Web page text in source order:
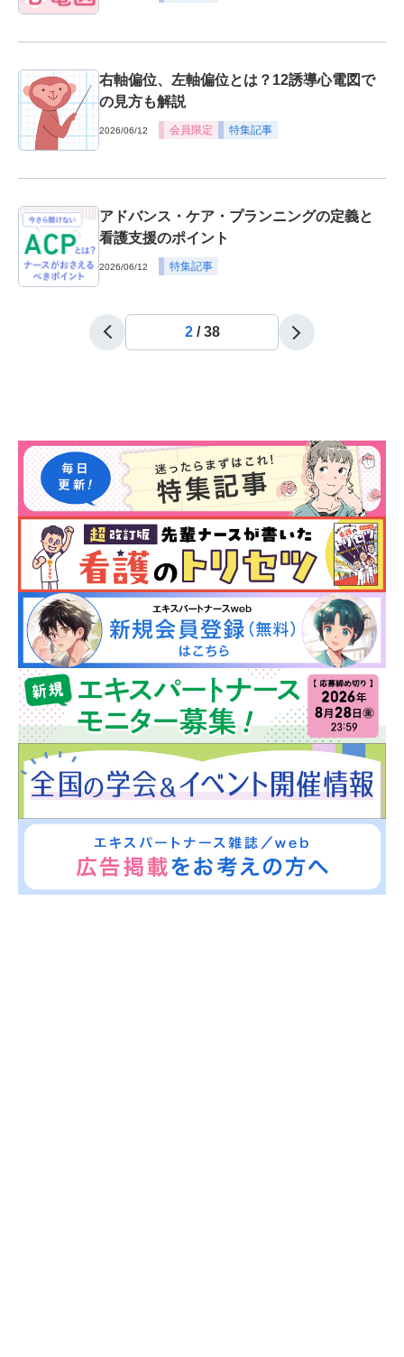
右軸偏位、左軸偏位とは？12誘導心電図で
の見方も解説
2026/06/12 会員限定 特集記事
アドバンス・ケア・プランニングの定義と
看護支援のポイント
2026/06/12 特集記事
2/38